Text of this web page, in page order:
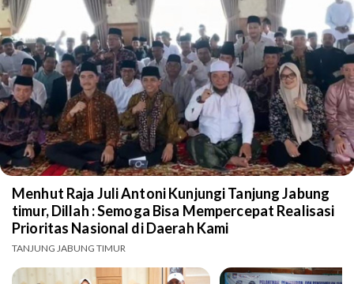
Menhut Raja Juli Antoni Kunjungi Tanjung Jabung
timur, Dillah : Semoga Bisa Mempercepat Realisasi
Prioritas Nasional di Daerah Kami
TANJUNG JABUNG TIMUR